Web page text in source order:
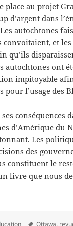
place au projet
d’argent dans
autochtones
convoitaient, et les
qu’ils
autochtones ont
impitoyable
pour l’usage des
conséquences
d’Amérique du
Les
des
constituent le
livre que nous
Étiquettes
Ottawa,